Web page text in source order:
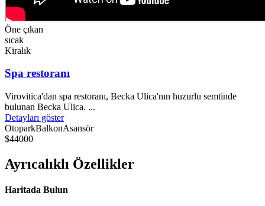
Öne çıkan
sıcak
Kiralık
Spa restoranı
Virovitica'dan spa restoranı, Becka Ulica'nın huzurlu semtinde
bulunan Becka Ulica. ...
Detayları göster
OtoparkBalkonAsansör
$44000
Ayrıcalıklı Özellikler
Haritada Bulun